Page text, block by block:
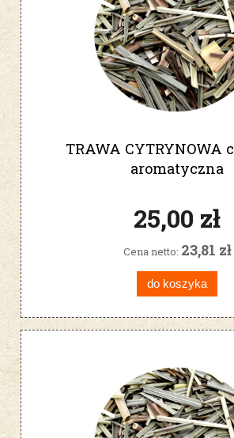
TRAWA CYTRYNOWA
aromatyczna
25,00 zł
Cena netto: 23,81 zł
do koszyka